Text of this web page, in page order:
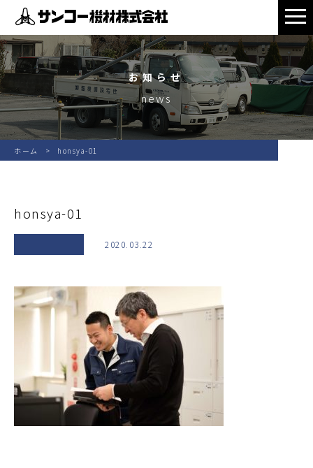
お知らせ
news
ホーム honsya-01
honsya-01
2020.03.22